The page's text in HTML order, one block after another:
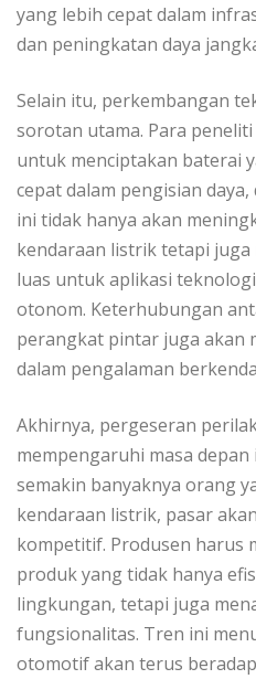
yang lebih cepat dalam
dan peningkatan daya
Selain itu, perkembangan
sorotan utama. Para
untuk menciptakan baterai
cepat dalam pengisian
ini tidak hanya akan
kendaraan listrik tetapi
luas untuk aplikasi
otonom. Keterhubungan
perangkat pintar juga akan
dalam pengalaman
Akhirnya, pergeseran
mempengaruhi masa
semakin banyaknya orang
kendaraan listrik, pasar
kompetitif. Produsen harus
produk yang tidak hanya
lingkungan, tetapi juga
fungsionalitas. Tren ini
otomotif akan terus